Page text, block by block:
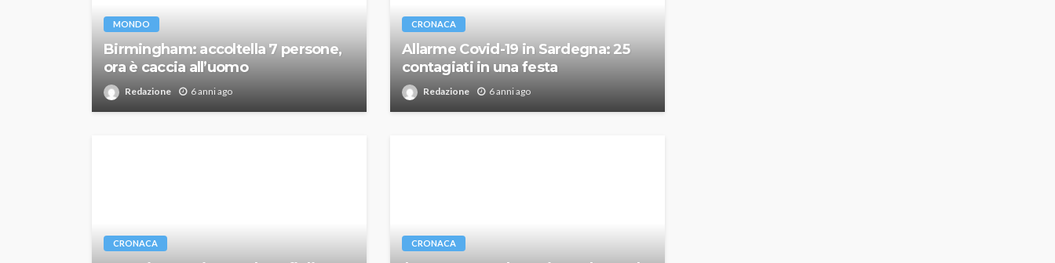
MONDO
Birmingham: accoltella 7 persone,
ora è caccia all’uomo
Redazione 6 anni ago
CRONACA
Allarme Covid-19 in Sardegna: 25
contagiati in una festa
Redazione 6 anni ago
CRONACA CRONACA